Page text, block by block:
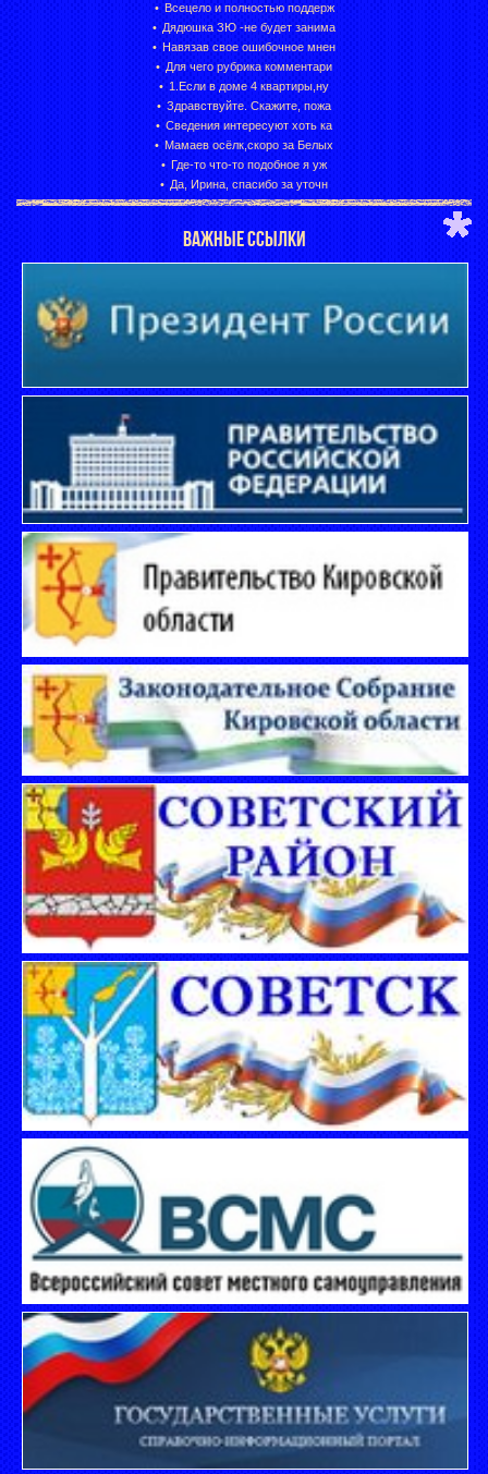
Всецело и полностью поддерж
Дядюшка ЗЮ -не будет занима
Навязав свое ошибочное мнен
Для чего рубрика комментари
1.Если в доме 4 квартиры,ну
Здравствуйте. Скажите, пожа
Сведения интересуют хоть ка
Мамаев осёлк,скоро за Белых
Где-то что-то подобное я уж
Да, Ирина, спасибо за уточн
ВАЖНЫЕ ССЫЛКИ